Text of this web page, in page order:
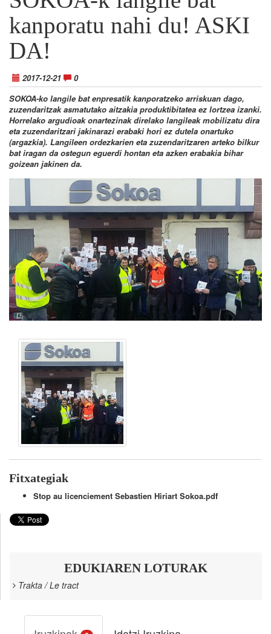
kanporatu nahi du! ASKI
DA!
2017-12-21
0
SOKOA-ko langile bat enpresatik kanporatzeko arriskuan dago,
zuzendaritzak asmatutako aitzakia produktibitatea ez lortzea izanki.
Horrelako argudioak onartezinak direlako langileak mobilizatu dira
eta zuzendaritzari jakinarazi erabaki hori ez dutela onartuko
(argazkia). Langileen ordezkarien eta zuzendaritzaren arteko bilkur
bat iragan da ostegun eguerdi hontan eta azken erabakia bihar
goizean jakinen da.
Fitxategiak
Stop au licenciement Sebastien Hiriart Sokoa.pdf
EDUKIAREN LOTURAK
Trakta / Le tract